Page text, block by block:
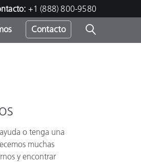
+1 (888) 800-9580
Contacto
o tenga una
muchas
y encontrar